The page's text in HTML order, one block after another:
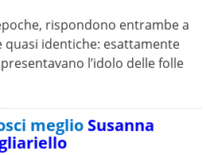
rispondono entrambe a
quasi identiche: esattamente
l’idolo delle folle
meglio Susanna